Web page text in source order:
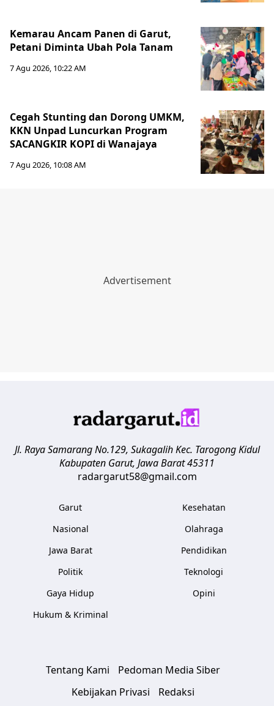
Kemarau Ancam Panen di Garut,
Petani Diminta Ubah Pola Tanam
7 Agu 2026, 10:22 AM
Cegah Stunting dan Dorong UMKM,
KKN Unpad Luncurkan Program
SACANGKIR KOPI di Wanajaya
7 Agu 2026, 10:08 AM
Jl. Raya Samarang No.129, Sukagalih Kec. Tarogong Kidul
Kabupaten Garut, Jawa Barat45311
radargarut58@gmail.com
Garut
Nasional
Jawa Barat
Politik
Gaya Hidup
Hukum & Kriminal
Kesehatan
Olahraga
Pendidikan
Teknologi
Opini
Tentang Kami
Pedoman Media Siber
Kebijakan Privasi
Redaksi